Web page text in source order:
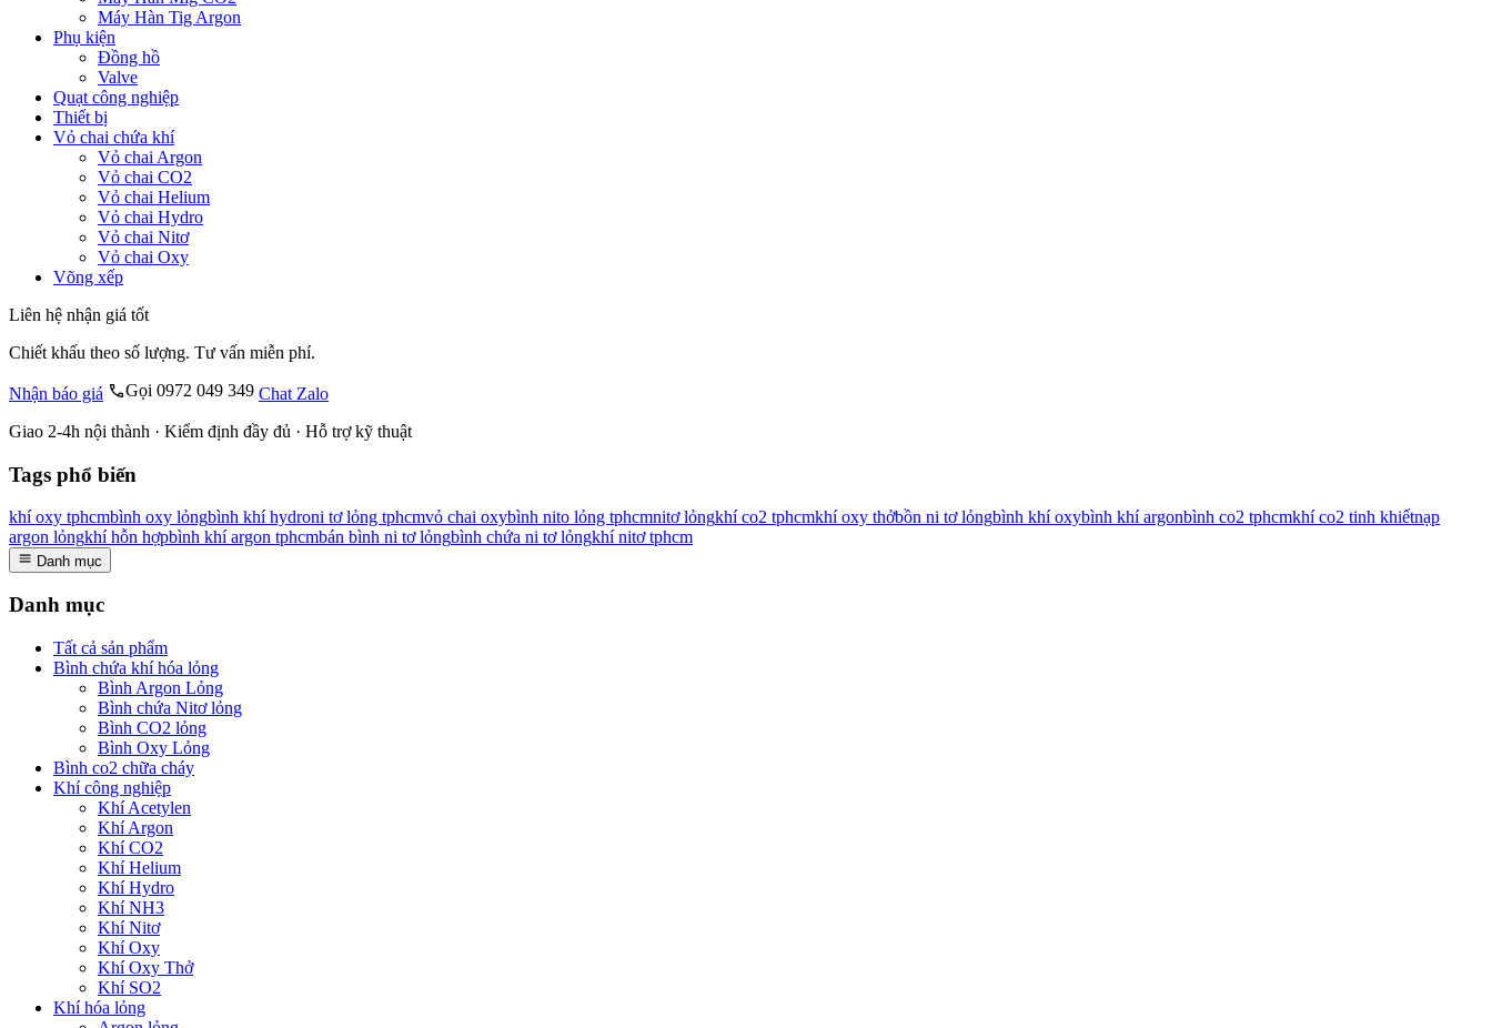
Máy Hàn Tig Argon
Phụ kiện
Đồng hồ
Valve
Quạt công nghiệp
Thiết bị
Vỏ chai chứa khí
Vỏ chai Argon
Vỏ chai CO2
Vỏ chai Helium
Vỏ chai Hydro
Vỏ chai Nitơ
Vỏ chai Oxy
Võng xếp
Liên hệ nhận giá tốt
Chiết khấu theo số lượng. Tư vấn miễn phí.
Nhận báo giá Gọi 0972 049 349 Chat Zalo
Giao 2-4h nội thành · Kiểm định đầy đủ · Hỗ trợ kỹ thuật
Tags phổ biến
khí oxy tphcmbình oxy lỏngbình khí hydroni tơ lỏng tphcmvỏ chai oxybình nito lỏng tphcmnitơ lỏngkhí co2 tphcmkhí oxy thởbồn ni tơ lỏngbình khí oxybình khí argonbình co2 tphcmkhí co2 tinh khiếtnạp
argon lỏngkhí hỗn hợpbình khí argon tphcmbán bình ni tơ lỏngbình chứa ni tơ lỏngkhí nitơ tphcm
Danh mục
Danh mục
Tất cả sản phẩm
Bình chứa khí hóa lỏng
Bình Argon Lỏng
Bình chứa Nitơ lỏng
Bình CO2 lỏng
Bình Oxy Lỏng
Bình co2 chữa cháy
Khí công nghiệp
Khí Acetylen
Khí Argon
Khí CO2
Khí Helium
Khí Hydro
Khí NH3
Khí Nitơ
Khí Oxy
Khí Oxy Thở
Khí SO2
Khí hóa lỏng